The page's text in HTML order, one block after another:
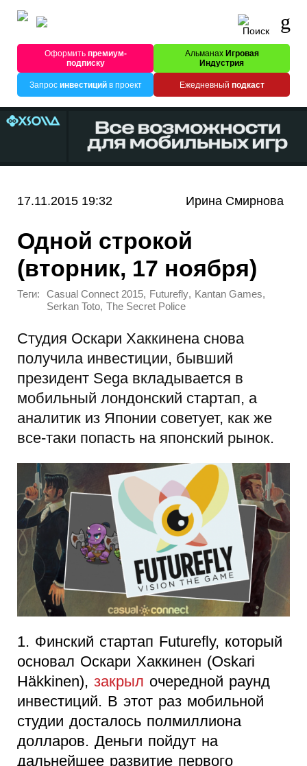
Оформитьпремиум-
подписку
Альманах Игровая
Индустрия
Запрос инвестицийв проект Ежедневный подкаст
17.11.2015 19:32 Ирина Смирнова
Одной строкой
(вторник, 17 ноября)
Теги: Casual Connect 2015, Futurefly, Kantan Games,
Serkan Toto, The Secret Police
Студия Оскари Хаккинена снова
получила инвестиции, бывший
президент Sega вкладывается в
мобильный лондонский стартап, а
аналитик из Японии советует, как же
все-таки попасть на японский рынок.
1. Финский стартап Futurefly, который
основал Оскари Хаккинен (Oskari
Häkkinen), закрыл очередной раунд
инвестиций. В этот раз мобильной
студии досталось полмиллиона
долларов. Деньги пойдут на
дальнейшее развитие первого